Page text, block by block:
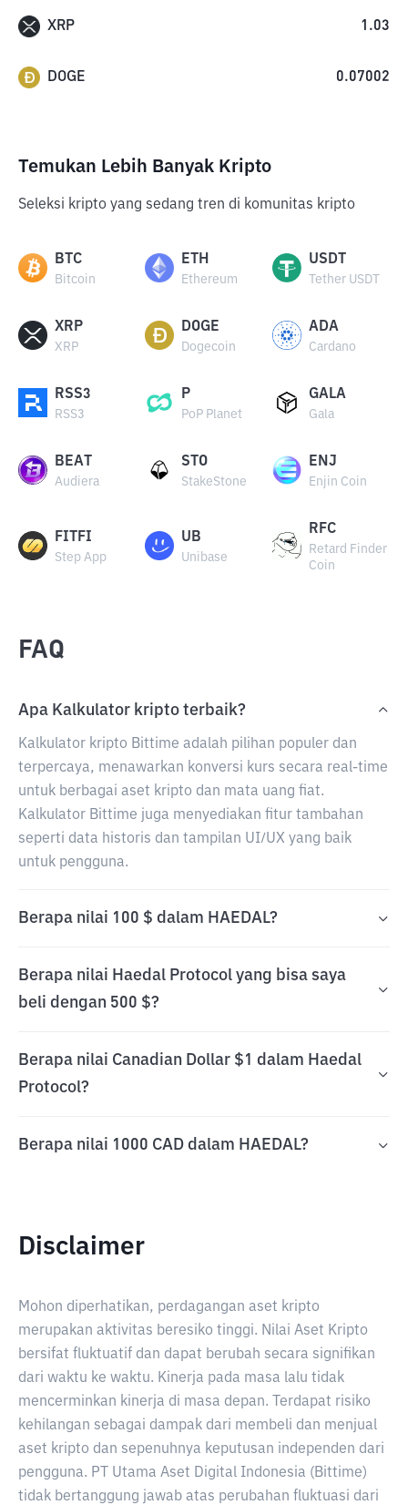
XRP 1.03
DOGE 0.07002
Temukan Lebih Banyak Kripto
Seleksi kripto yang sedang tren di komunitas kripto
BTC
Bitcoin
ETH
Ethereum
USDT
Tether USDT
XRP
XRP
DOGE
Dogecoin
ADA
Cardano
RSS3
RSS3
P
PoP Planet
GALA
Gala
BEAT
Audiera
STO
StakeStone
ENJ
Enjin Coin
FITFI
Step App
UB
Unibase
RFC
Retard Finder
Coin
FAQ
Apa Kalkulator kripto terbaik?
Kalkulator kripto Bittime adalah pilihan populer dan
terpercaya, menawarkan konversi kurs secara real-time
untuk berbagai aset kripto dan mata uang fiat.
Kalkulator Bittime juga menyediakan fitur tambahan
seperti data historis dan tampilan UI/UX yang baik
untuk pengguna.
Berapa nilai 100 $ dalam HAEDAL?
Berapa nilai Haedal Protocol yang bisa saya
beli dengan 500 $?
Berapa nilai Canadian Dollar $1 dalam Haedal
Protocol?
Berapa nilai 1000 CAD dalam HAEDAL?
Disclaimer
Mohon diperhatikan, perdagangan aset kripto
merupakan aktivitas beresiko tinggi. Nilai Aset Kripto
bersifat fluktuatif dan dapat berubah secara signifikan
dari waktu ke waktu. Kinerja pada masa lalu tidak
mencerminkan kinerja di masa depan. Terdapat risiko
kehilangan sebagai dampak dari membeli dan menjual
aset kripto dan sepenuhnya keputusan independen dari
pengguna. PT Utama Aset Digital Indonesia (Bittime)
tidak bertanggung jawab atas perubahan fluktuasi dari